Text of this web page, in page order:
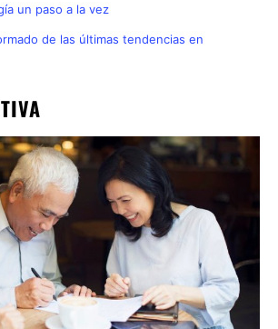
un paso a la vez
de las últimas tendencias en